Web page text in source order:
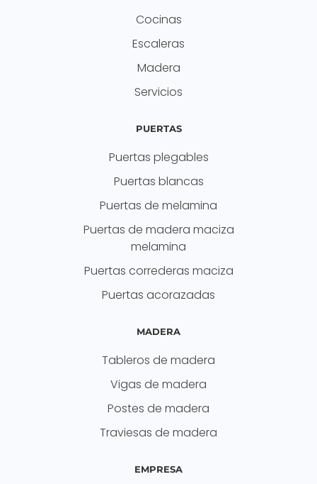
Cocinas
Escaleras
Madera
Servicios
PUERTAS
Puertas plegables
Puertas blancas
Puertas de melamina
Puertas de madera maciza
melamina
Puertas correderas maciza
Puertas acorazadas
MADERA
Tableros de madera
Vigas de madera
Postes de madera
Traviesas de madera
EMPRESA